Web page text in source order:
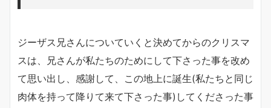
ジーザス兄さんについていくと決めてからのクリスマ
スは、兄さんが私たちのためにして下さった事を改め
て思い出し、感謝して、この地上に誕生(私たちと同じ
肉体を持って降りて来て下さった事)してくださった事